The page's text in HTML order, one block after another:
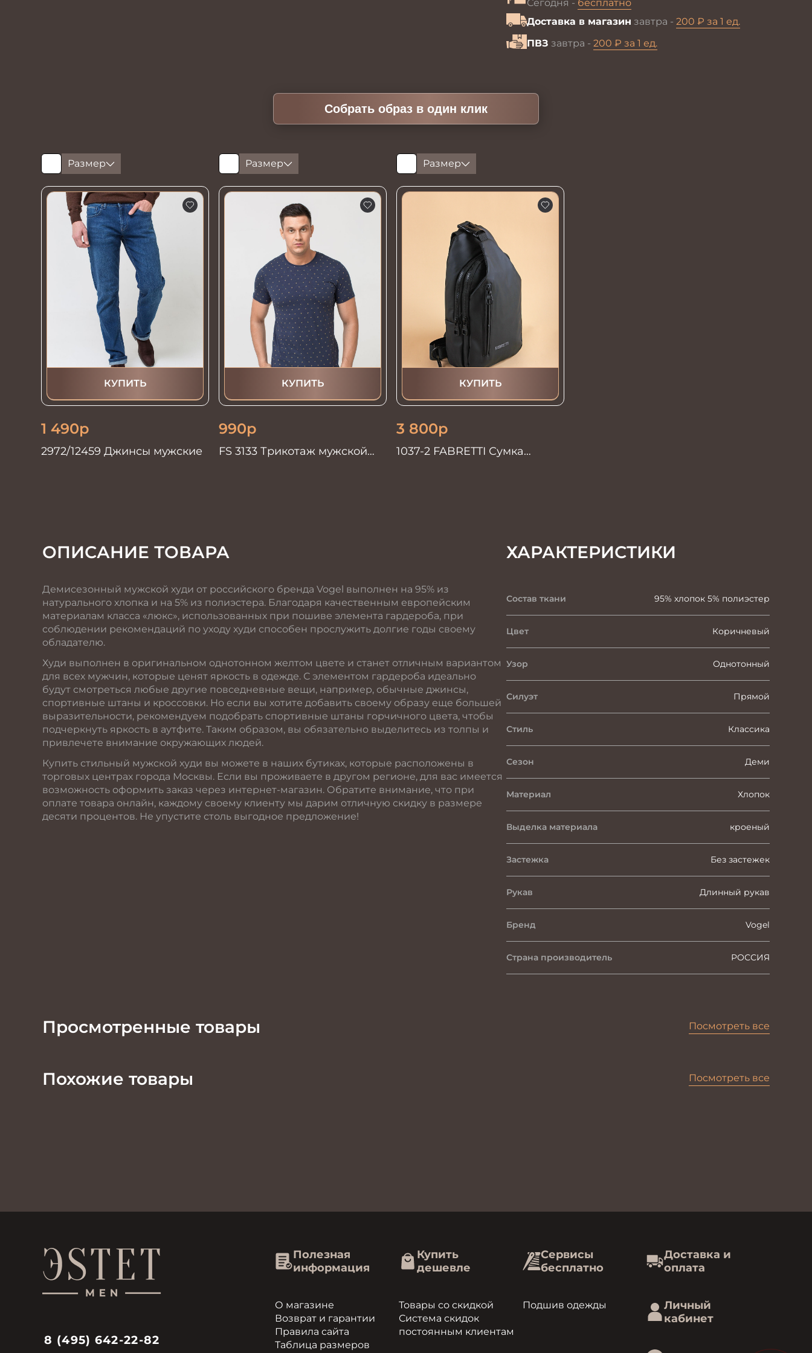
Сегодня - бесплатно
Доставка в магазин завтра - 200 ₽ за 1 ед.
ПВЗ завтра - 200 ₽ за 1 ед.
Собрать образ в один клик
Размер
КУПИТЬ
1 490р
2972/12459 Джинсы мужские
Размер
КУПИТЬ
990р
FS 3133 Трикотаж мужской
Размер
КУПИТЬ
3 800р
1037-2 FABRETTI Сумка
ОПИСАНИЕ ТОВАРА
Демисезонный мужской худи от российского бренда Vogel выполнен на 95% из
натурального хлопка и на 5% из полиэстера. Благодаря качественным европейским
материалам класса «люкс», использованных при пошиве элемента гардероба, при
соблюдении рекомендаций по уходу худи способен прослужить долгие годы своему
обладателю.
Худи выполнен в оригинальном однотонном желтом цвете и станет отличным вариантом
для всех мужчин, которые ценят яркость в одежде. С элементом гардероба идеально
будут смотреться любые другие повседневные вещи, например, обычные джинсы,
спортивные штаны и кроссовки. Но если вы хотите добавить своему образу еще большей
выразительности, рекомендуем подобрать спортивные штаны горчичного цвета, чтобы
подчеркнуть яркость в аутфите. Таким образом, вы обязательно выделитесь из толпы и
привлечете внимание окружающих людей.
Купить стильный мужской худи вы можете в наших бутиках, которые расположены в
торговых центрах города Москвы. Если вы проживаете в другом регионе, для вас имеется
возможность оформить заказ через интернет-магазин. Обратите внимание, что при
оплате товара онлайн, каждому своему клиенту мы дарим отличную скидку в размере
десяти процентов. Не упустите столь выгодное предложение!
ХАРАКТЕРИСТИКИ
Состав ткани 95% хлопок 5% полиэстер
Цвет Коричневый
Узор Однотонный
Силуэт Прямой
Стиль Классика
Сезон Деми
Материал Хлопок
Выделка материала кроеный
Застежка Без застежек
Рукав Длинный рукав
Бренд Vogel
Страна производитель РОССИЯ
Просмотренные товары Посмотреть все
Похожие товары Посмотреть все
8 (495) 642-22-82
Полезная
информация
О магазине
Возврат и гарантии
Правила сайта
Таблица размеров
Купить
дешевле
Товары со скидкой
Система скидок
постоянным клиентам
Сервисы
бесплатно
Подшив одежды
Доставка и
оплата
Личный
кабинет